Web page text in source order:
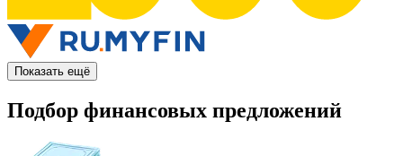
Показать ещё
Подбор финансовых предложений